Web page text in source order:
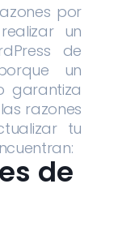
por
un
de
un
garantiza
razones
tu
de